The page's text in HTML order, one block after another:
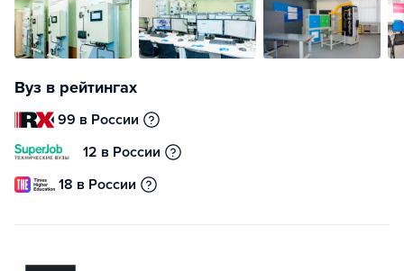
Вуз в рейтингах
99 в России
12 в России
18 в России